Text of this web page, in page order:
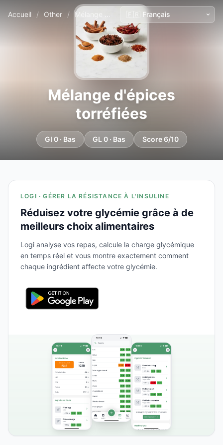
Accueil / Other / Mélange d'épices torréfiées
Mélange d'épices
torréfiées
GI 0 · Bas GL 0 · Bas Score 6/10
LOGI · GÉRER LA RÉSISTANCE À L'INSULINE
Réduisez votre glycémie grâce à de
meilleurs choix alimentaires
Logi analyse vos repas, calcule la charge glycémique
en temps réel et vous montre exactement comment
chaque ingrédient affecte votre glycémie.